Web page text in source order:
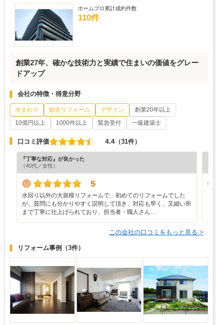
ホームプロ累計成約件数
110件
創業27年、確かな技術力と実績で住まいの価値をグレー
ドアップ
会社の特徴・得意分野
水まわり 総合リフォーム デザイン
創業20年以上
10億円以上
1000件以上 緊急受付 一級建築士
口コミ評価 4.4 （31件）
『丁寧な対応』が良かった
（40代／女性）
5
水回り以外の大規模リフォームで、初めてのリフォームでした
が、質問にも分かりやすく説明して頂き、対応も早く、又細い所
まで丁寧に仕上げられており、担当者・職人さん…
この会社の口コミをもっと見る >
リフォーム事例 （3件）